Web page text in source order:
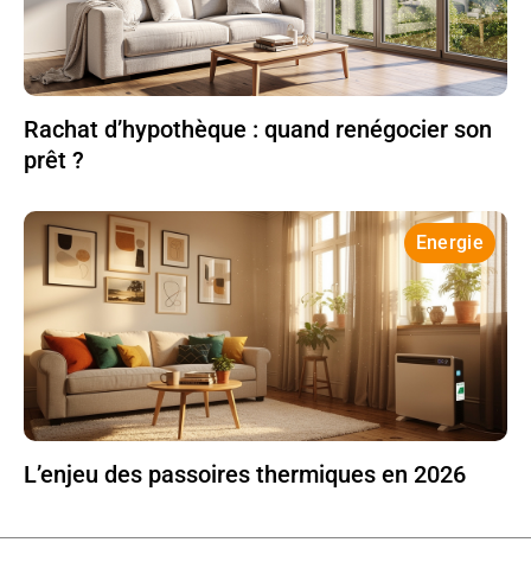
Rachat d’hypothèque : quand renégocier son
prêt ?
Energie
L’enjeu des passoires thermiques en 2026